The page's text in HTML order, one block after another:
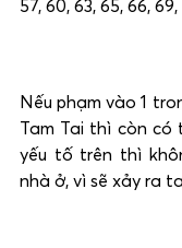
57, 60, 63, 65, 66,
Nếu phạm vào 1
Tam Tai thì còn có
yếu tố trên thì
nhà ở, vì sẽ xảy ra